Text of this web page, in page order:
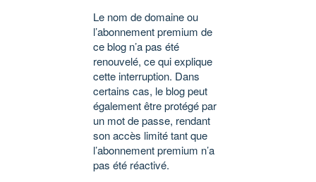
Le nom de domaine ou
l’abonnement premium de
ce blog n’a pas été
renouvelé, ce qui explique
cette interruption. Dans
certains cas, le blog peut
également être protégé par
un mot de passe, rendant
son accès limité tant que
l’abonnement premium n’a
pas été réactivé.